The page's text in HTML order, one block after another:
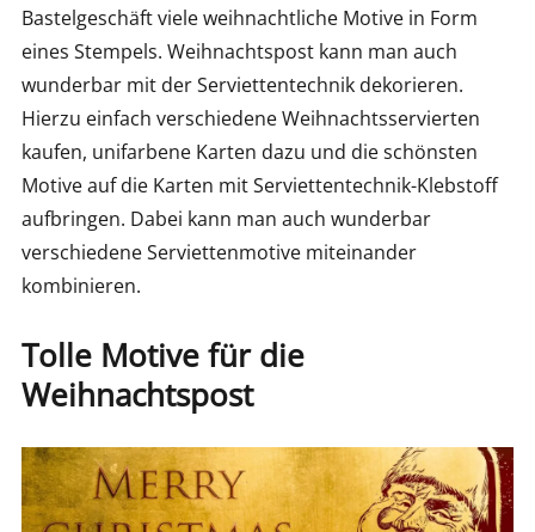
Bastelgeschäft viele weihnachtliche Motive in Form
eines Stempels. Weihnachtspost kann man auch
wunderbar mit der Serviettentechnik dekorieren.
Hierzu einfach verschiedene Weihnachtsservierten
kaufen, unifarbene Karten dazu und die schönsten
Motive auf die Karten mit Serviettentechnik-Klebstoff
aufbringen. Dabei kann man auch wunderbar
verschiedene Serviettenmotive miteinander
kombinieren.
Tolle Motive für die
Weihnachtspost